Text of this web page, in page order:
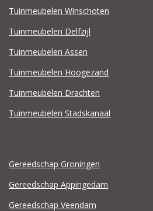
Tuinmeubelen Winschoten
Tuinmeubelen Delfzijl
Tuinmeubelen Assen
Tuinmeubelen Hoogezand
Tuinmeubelen Drachten
Tuinmeubelen Stadskanaal
Gereedschap Groningen
Gereedschap Appingedam
Gereedschap Veendam